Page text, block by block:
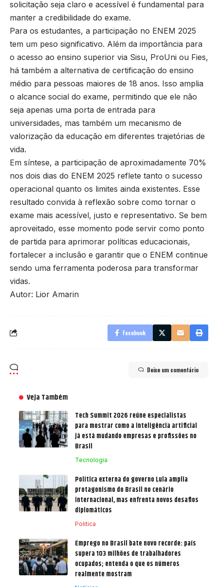
solicitação seja claro e acessível é fundamental para
manter a credibilidade do exame.
Para os estudantes, a participação no ENEM 2025
tem um peso significativo. Além da importância para
o acesso ao ensino superior via Sisu, ProUni ou Fies,
há também a alternativa de certificação do ensino
médio para pessoas maiores de 18 anos. Isso amplia
o alcance social do exame, permitindo que ele não
seja apenas uma porta de entrada para
universidades, mas também um mecanismo de
valorização da educação em diferentes trajetórias de
vida.
Em síntese, a participação de aproximadamente 70%
nos dois dias do ENEM 2025 reflete tanto o sucesso
operacional quanto os limites ainda existentes. Esse
resultado convida à reflexão sobre como tornar o
exame mais acessível, justo e representativo. Se bem
aproveitado, esse momento pode servir como ponto
de partida para aprimorar políticas educacionais,
fortalecer a inclusão e garantir que o ENEM continue
sendo uma ferramenta poderosa para transformar
vidas.
Autor: Lior Amarin
Facebook
Deixe um comentário
Veja Também
Tech Summit 2026 reúne especialistas
para mostrar como a inteligência artificial
já está mudando empresas e profissões no
Brasil
Tecnologia
Política externa do governo Lula amplia
protagonismo do Brasil no cenário
internacional, mas enfrenta novos desafios
diplomáticos
Politica
Emprego no Brasil bate novo recorde: país
supera 103 milhões de trabalhadores
ocupados; entenda o que os números
realmente mostram